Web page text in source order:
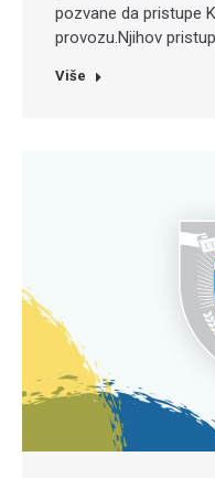
pozvane da pristupe
provozu.Njihov
Više